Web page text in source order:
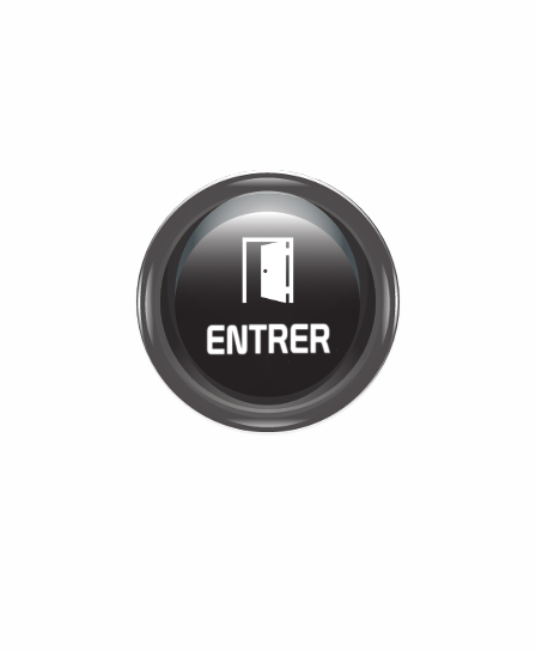
Bienvenue chez
GARAGE
PHILIBERT
Cliquez pour entrer